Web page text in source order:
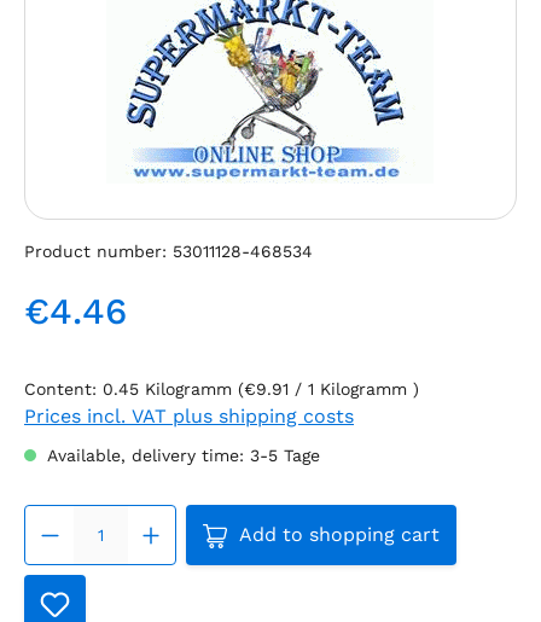
Product number: 53011128-468534
Regular price:
€4.46
Content: 0.45 Kilogramm (€9.91 / 1 Kilogramm )
Prices incl. VAT plus shipping costs
Available, delivery time: 3-5 Tage
Product Quantity: Enter
Add to shopping cart